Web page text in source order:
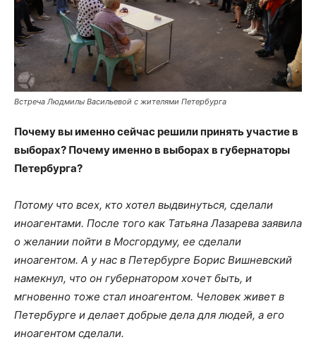
Встреча Людмилы Васильевой с жителями Петербурга
Почему вы именно сейчас решили принять участие в
выборах? Почему именно в выборах в губернаторы
Петербурга?
Потому что всех, кто хотел выдвинуться, сделали
иноагентами. После того как Татьяна Лазарева заявила
о желании пойти в Мосгордуму, ее сделали
иноагентом. А у нас в Петербурге Борис Вишневский
намекнул, что он губернатором хочет быть, и
мгновенно тоже стал иноагентом. Человек живет в
Петербурге и делает добрые дела для людей, а его
иноагентом сделали.